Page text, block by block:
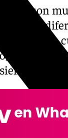
son
esta
como los
ámbitos
una